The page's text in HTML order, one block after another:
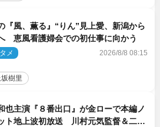
『風、薫る』“りん”見上愛、新潟から
恵風看護婦会での初仕事に向かう
メ 2026/8/8 08:15
坂樹里
也主演『８番出口』が金ローで本編ノ
ト地上波初放送 川村元気監督＆二宮